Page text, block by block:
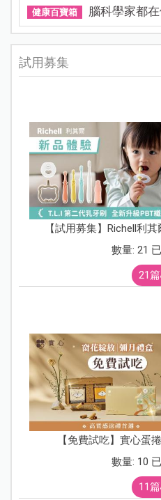
健康百寶箱 腦科學家都
試用募集
【試用募集】Richell利
數量: 21
21
【免費試吃】實心蛋
數量: 10
11